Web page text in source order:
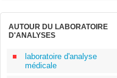
AUTOUR DU LABORATOIRE
D'ANALYSES
laboratoire d'analyse
médicale